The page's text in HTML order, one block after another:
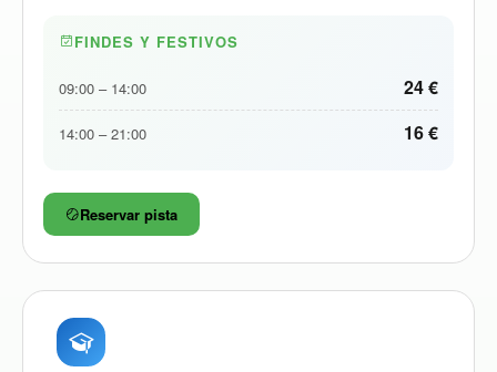
FINDES Y FESTIVOS
09:00 – 14:00 24 €
14:00 – 21:00 16 €
Reservar pista